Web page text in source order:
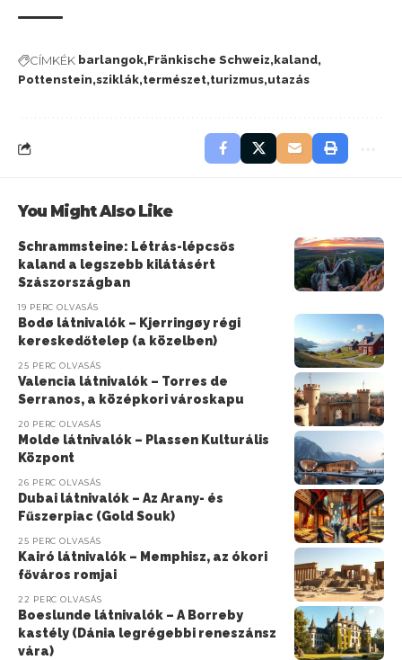
CÍMKÉK barlangok Fränkische Schweiz kaland
Pottenstein sziklák természet turizmus utazás
You Might Also Like
Schrammsteine: Létrás-lépcsős
kaland a legszebb kilátásért
Szászországban
19 PERC OLVASÁS
Bodø látnivalók – Kjerringøy régi
kereskedőtelep (a közelben)
25 PERC OLVASÁS
Valencia látnivalók – Torres de
Serranos, a középkori városkapu
20 PERC OLVASÁS
Molde látnivalók – Plassen Kulturális
Központ
26 PERC OLVASÁS
Dubai látnivalók – Az Arany- és
Fűszerpiac (Gold Souk)
25 PERC OLVASÁS
Kairó látnivalók – Memphisz, az ókori
főváros romjai
22 PERC OLVASÁS
Boeslunde látnivalók – A Borreby
kastély (Dánia legrégebbi reneszánsz
vára)